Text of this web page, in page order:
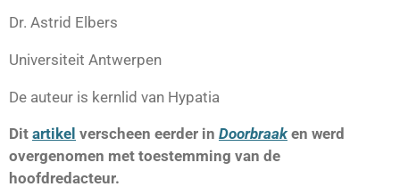
Dr. Astrid Elbers
Universiteit Antwerpen
De auteur is kernlid van Hypatia
Dit artikel verscheen eerder in Doorbraak en werd
overgenomen met toestemming van de
hoofdredacteur.